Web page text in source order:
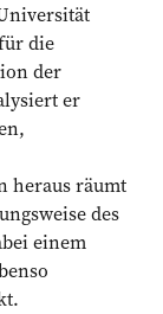
die
der
er
heraus räumt
des
einem